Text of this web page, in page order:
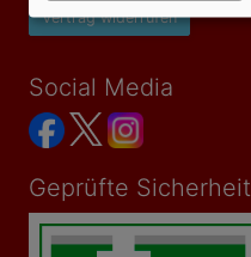
Vertrag widerrufen
Social Media
Geprüfte Sicherheit